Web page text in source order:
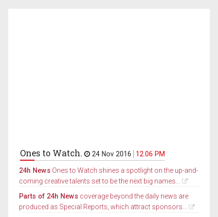
Ones to Watch. 24 Nov 2016 12.06 PM
24h News Ones to Watch shines a spotlight on the up-and-
coming creative talents set to be the next big names...
Parts of 24h News coverage beyond the daily news are
produced as Special Reports, which attract sponsors...